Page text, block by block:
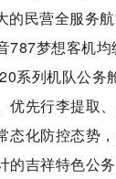
的民营全服务
787梦想客机
系列机队公务
优先行李提取
态化防控态势
的吉祥特色公